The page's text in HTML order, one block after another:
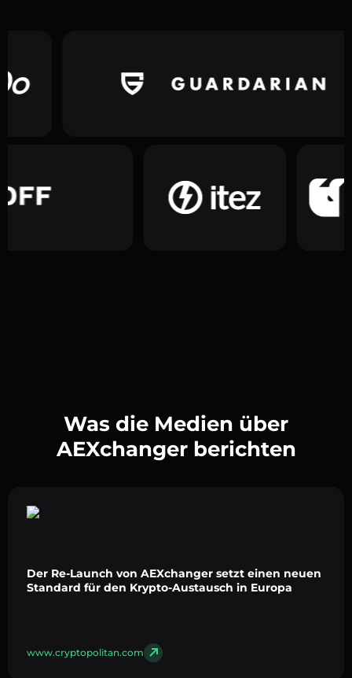
Was die Medien über
AEXchanger berichten
Der Re-Launch von AEXchanger setzt einen neuen
Standard für den Krypto-Austausch in Europa
www.cryptopolitan.com